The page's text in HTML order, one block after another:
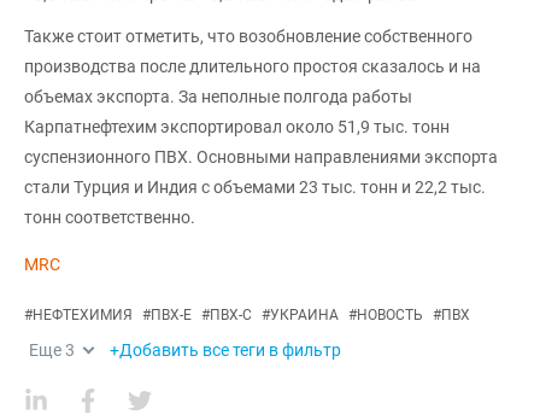
Также стоит отметить, что возобновление собственного
производства после длительного простоя сказалось и на
объемах экспорта. За неполные полгода работы
Карпатнефтехим экспортировал около 51,9 тыс. тонн
суспензионного ПВХ. Основными направлениями экспорта
стали Турция и Индия с объемами 23 тыс. тонн и 22,2 тыс.
тонн соответственно.
MRC
#НЕФТЕХИМИЯ #ПВХ-Е #ПВХ-С #УКРАИНА #НОВОСТЬ #ПВХ
Еще3 +Добавить все теги в фильтр